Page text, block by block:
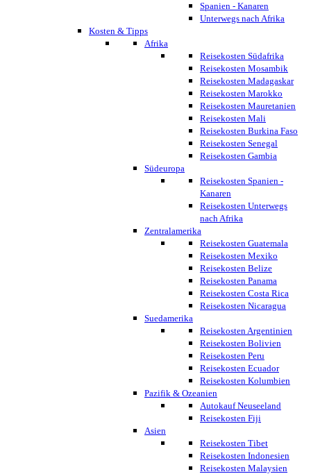
Spanien - Kanaren
Unterwegs nach Afrika
Kosten & Tipps
Afrika
Reisekosten Südafrika
Reisekosten Mosambik
Reisekosten Madagaskar
Reisekosten Marokko
Reisekosten Mauretanien
Reisekosten Mali
Reisekosten Burkina Faso
Reisekosten Senegal
Reisekosten Gambia
Südeuropa
Reisekosten Spanien -
Kanaren
Reisekosten Unterwegs
nach Afrika
Zentralamerika
Reisekosten Guatemala
Reisekosten Mexiko
Reisekosten Belize
Reisekosten Panama
Reisekosten Costa Rica
Reisekosten Nicaragua
Suedamerika
Reisekosten Argentinien
Reisekosten Bolivien
Reisekosten Peru
Reisekosten Ecuador
Reisekosten Kolumbien
Pazifik & Ozeanien
Autokauf Neuseeland
Reisekosten Fiji
Asien
Reisekosten Tibet
Reisekosten Indonesien
Reisekosten Malaysien